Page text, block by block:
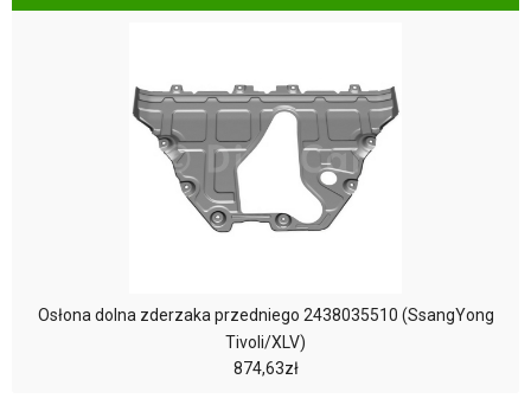
Osłona dolna zderzaka przedniego 2438035510 (SsangYong
Tivoli/XLV)
874,63zł